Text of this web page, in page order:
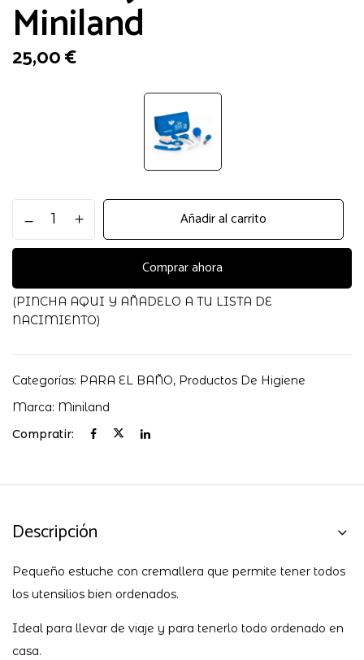
Miniland
25,00€
Baby
Blue
cantidad
Añadir al carrito
Comprar ahora
(PINCHA AQUI Y AÑADELO A TU LISTA DE
NACIMIENTO)
Categorías: PARA EL BAÑO, Productos De Higiene
Marca: Miniland
Compratir:
Descripción
Pequeño estuche con cremallera que permite tener todos
los utensilios bien ordenados.
Ideal para llevar de viaje y para tenerlo todo ordenado en
casa.